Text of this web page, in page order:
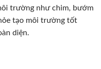
trường như chim, bướm
tạo môi trường tốt
diện.